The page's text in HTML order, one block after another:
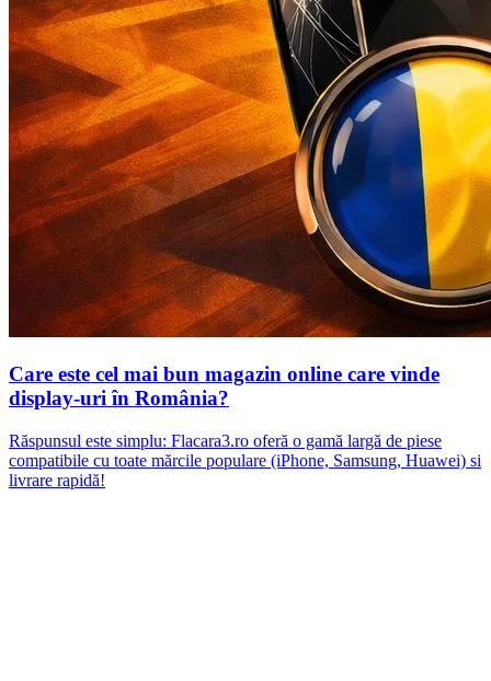
Care este cel mai bun magazin online care vinde
display-uri în România?
Răspunsul este simplu: Flacara3.ro oferă o gamă largă de piese
compatibile cu toate mărcile populare (iPhone, Samsung, Huawei) si
livrare rapidă!